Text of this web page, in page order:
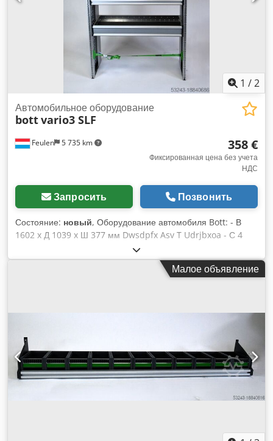
1 /2
Feulen 5 735 km
Автомобильное оборудование
bottvario3 SLF
358 €
Фиксированная цена без учета
НДС
Запросить Позвонить
Состояние: новый, Оборудование автомобиля Bott: - В
1602 x Д 1039 x Ш 377 мм Dwsdpfx Asv T Udrjbxoa - С 4
Малое объявление